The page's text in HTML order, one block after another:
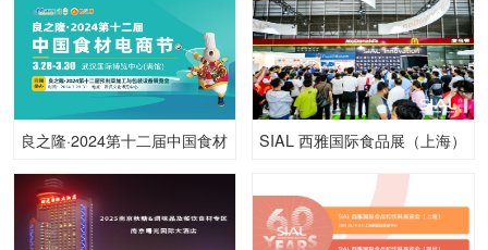
良之隆·2024第十二届中国食材
SIAL 西雅国际食品展（上海）